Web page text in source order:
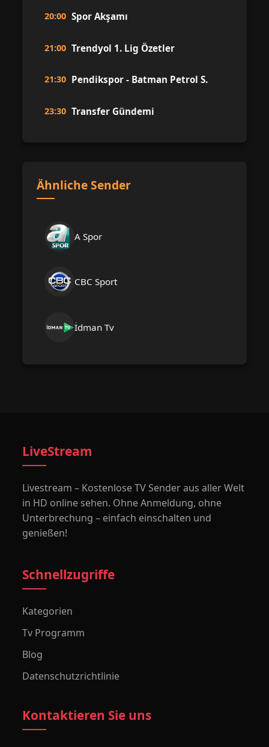
20:00 Spor Akşamı
21:00 Trendyol 1. Lig Özetler
21:30 Pendikspor - Batman Petrol S.
23:30 Transfer Gündemi
Ähnliche Sender
A Spor
CBC Sport
İdman Tv
LiveStream
Livestream – Kostenlose TV Sender aus aller Welt
in HD online sehen. Ohne Anmeldung, ohne
Unterbrechung – einfach einschalten und
genießen!
Schnellzugriffe
Kategorien
Tv Programm
Blog
Datenschutzrichtlinie
Kontaktieren Sie uns